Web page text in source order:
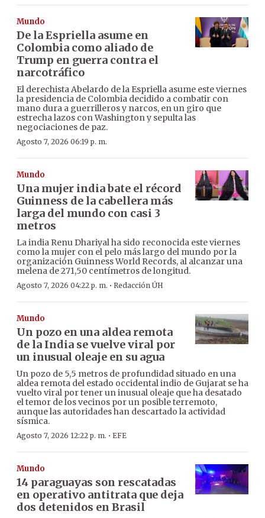
Mundo
De la Espriella asume en
Colombia como aliado de
Trump en guerra contra el
narcotráfico
El derechista Abelardo de la Espriella asume este viernes
la presidencia de Colombia decidido a combatir con
mano dura a guerrilleros y narcos, en un giro que
estrecha lazos con Washington y sepulta las
negociaciones de paz.
Agosto 7, 2026 06:19 p. m.
Mundo
Una mujer india bate el récord
Guinness de la cabellera más
larga del mundo con casi 3
metros
La india Renu Dhariyal ha sido reconocida este viernes
como la mujer con el pelo más largo del mundo por la
organización Guinness World Records, al alcanzar una
melena de 271,50 centímetros de longitud.
Agosto 7, 2026 04:22 p. m. · Redacción ÚH
Mundo
Un pozo en una aldea remota
de la India se vuelve viral por
un inusual oleaje en su agua
Un pozo de 5,5 metros de profundidad situado en una
aldea remota del estado occidental indio de Gujarat se ha
vuelto viral por tener un inusual oleaje que ha desatado
el temor de los vecinos por un posible terremoto,
aunque las autoridades han descartado la actividad
sísmica.
Agosto 7, 2026 12:22 p. m. · EFE
Mundo
14 paraguayas son rescatadas
en operativo antitrata que deja
dos detenidos en Brasil